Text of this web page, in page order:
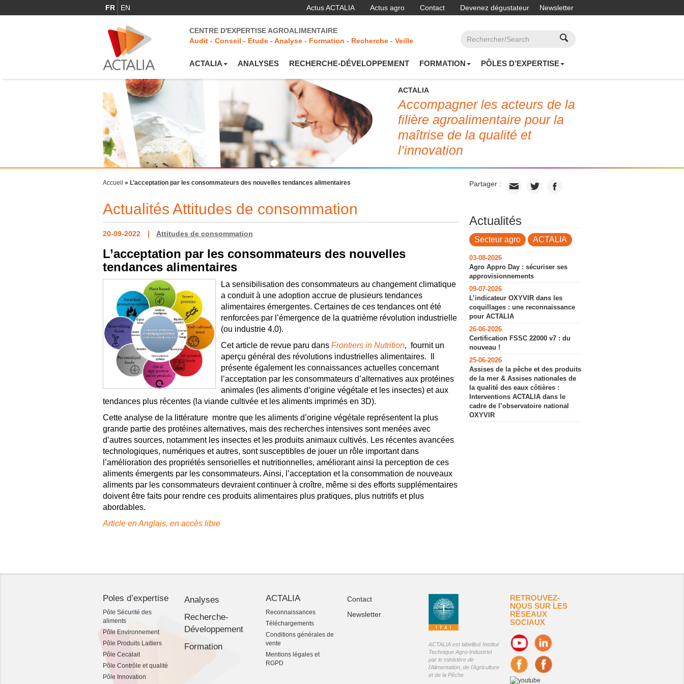
FR EN Newsletter
Actus ACTALIA Actus agro Contact Devenez dégustateur
CENTRE D'EXPERTISE AGROALIMENTAIRE
Audit - Conseil - Etude - Analyse - Formation - Recherche - Veille
ACTALIA ANALYSES RECHERCHE-DÉVELOPPEMENT FORMATION PÔLES D’EXPERTISE
ACTALIA
Accompagner les acteurs de la
filière agroalimentaire pour la
maîtrise de la qualité et
l’innovation
Accueil » L’acceptation par les consommateurs des nouvelles tendances alimentaires Partager :
Actualités Attitudes de consommation
20-09-2022 Attitudes de consommation
L’acceptation par les consommateurs des nouvelles
tendances alimentaires
La sensibilisation des consommateurs au changement climatique
a conduit à une adoption accrue de plusieurs tendances
alimentaires émergentes. Certaines de ces tendances ont été
renforcées par l’émergence de la quatrième révolution industrielle
(ou industrie 4.0).
Cet article de revue paru dans Frontiers in Nutrition, fournit un
aperçu général des révolutions industrielles alimentaires. Il
présente également les connaissances actuelles concernant
l’acceptation par les consommateurs d’alternatives aux protéines
animales (les aliments d’origine végétale et les insectes) et aux
tendances plus récentes (la viande cultivée et les aliments imprimés en 3D).
Cette analyse de la littérature montre que les aliments d’origine végétale représentent la plus
grande partie des protéines alternatives, mais des recherches intensives sont menées avec
d’autres sources, notamment les insectes et les produits animaux cultivés. Les récentes avancées
technologiques, numériques et autres, sont susceptibles de jouer un rôle important dans
l’amélioration des propriétés sensorielles et nutritionnelles, améliorant ainsi la perception de ces
aliments émergents par les consommateurs. Ainsi, l’acceptation et la consommation de nouveaux
aliments par les consommateurs devraient continuer à croître, même si des efforts supplémentaires
doivent être faits pour rendre ces produits alimentaires plus pratiques, plus nutritifs et plus
abordables.
Article en Anglais, en accès libre
Actualités
Secteur agro ACTALIA
03-08-2026
Agro Appro Day : sécuriser ses
approvisionnements
09-07-2026
L’indicateur OXYVIR dans les
coquillages : une reconnaissance
pour ACTALIA
26-06-2026
Certification FSSC 22000 v7 : du
nouveau !
25-06-2026
Assises de la pêche et des produits
de la mer & Assises nationales de
la qualité des eaux côtières :
Interventions ACTALIA dans le
cadre de l’observatoire national
OXYVIR
Poles d’expertise
Pôle Sécurité des
aliments
Pôle Environnement
Pôle Produits Laitiers
Pôle Cecalait
Pôle Contrôle et qualité
Pôle Innovation
Analyses
Recherche-
Développement
Formation
ACTALIA
Reconnaissances
Téléchargements
Conditions générales de
vente
Mentions légales et
RGPD
Contact
Newsletter
ACTALIA est labellisé Institut
Technique Agro-Industriel
par le ministère de
l'Alimentation, de l'Agriculture
et de la Pêche
RETROUVEZ-
NOUS SUR LES
RÉSEAUX
SOCIAUX